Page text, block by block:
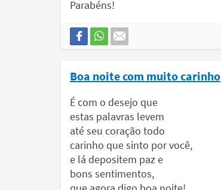
Parabéns!
Boa noite com muito carinho
É com o desejo que
estas palavras levem
até seu coração todo
carinho que sinto por você,
e lá depositem paz e
bons sentimentos,